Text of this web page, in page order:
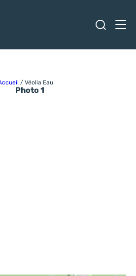
/ Véolia Eau
Photo 1